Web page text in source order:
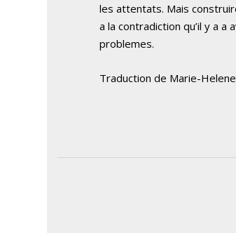
les attentats. Mais
a la contradiction qu’il y a
problemes.
Traduction de Marie-